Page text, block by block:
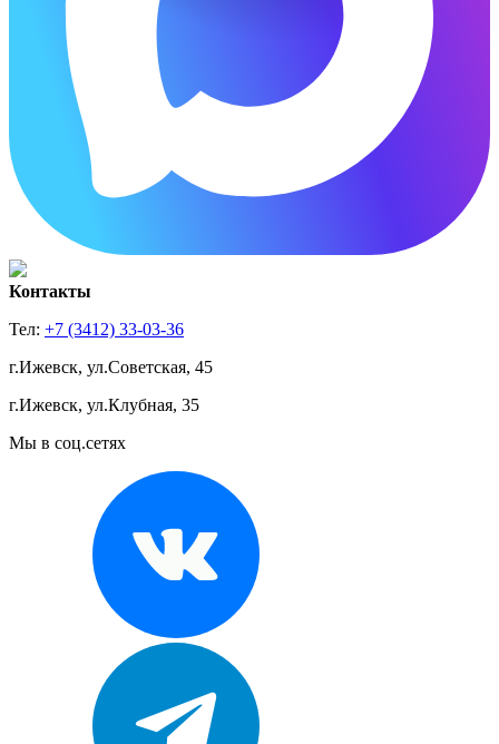
Контакты
Тел: +7 (3412) 33-03-36
г.Ижевск, ул.Советская, 45
г.Ижевск, ул.Клубная, 35
Мы в соц.сетях